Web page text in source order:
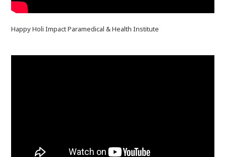
Happy Holi Impact Paramedical & Health Institute